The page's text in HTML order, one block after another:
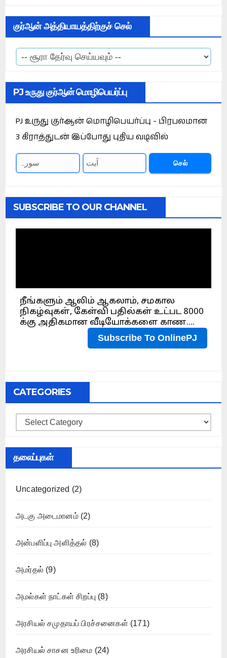
குர்ஆன் அத்தியாயத்திற்குச் செல்
PJ உருது குர்ஆன் மொழிபெயர்ப்பு
PJ உருது குர்ஆன் மொழிபெயர்ப்பு - பிரபலமான
3 கிராத்துடன் இப்போது புதிய வடிவில்
செல்
SUBSCRIBE TO OUR CHANNEL
CATEGORIES
Categories
தலைப்புகள்
Uncategorized (2)
அடகு அடைமானம்(2)
அன்பளிப்பு அளித்தல் (8)
அமர்தல் (9)
அமல்கள் நாட்கள் சிறப்பு (8)
அரசியல் சமுதாயப் பிரச்சனைகள் (171)
அரசியல் சாசன உரிமை (24)